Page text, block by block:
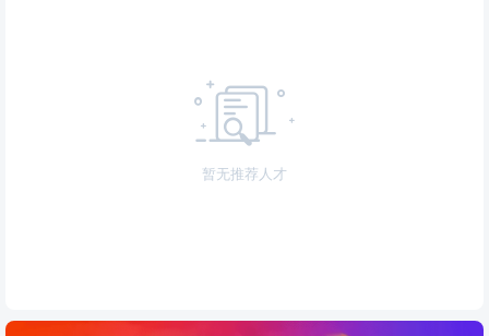
暂无推荐人才